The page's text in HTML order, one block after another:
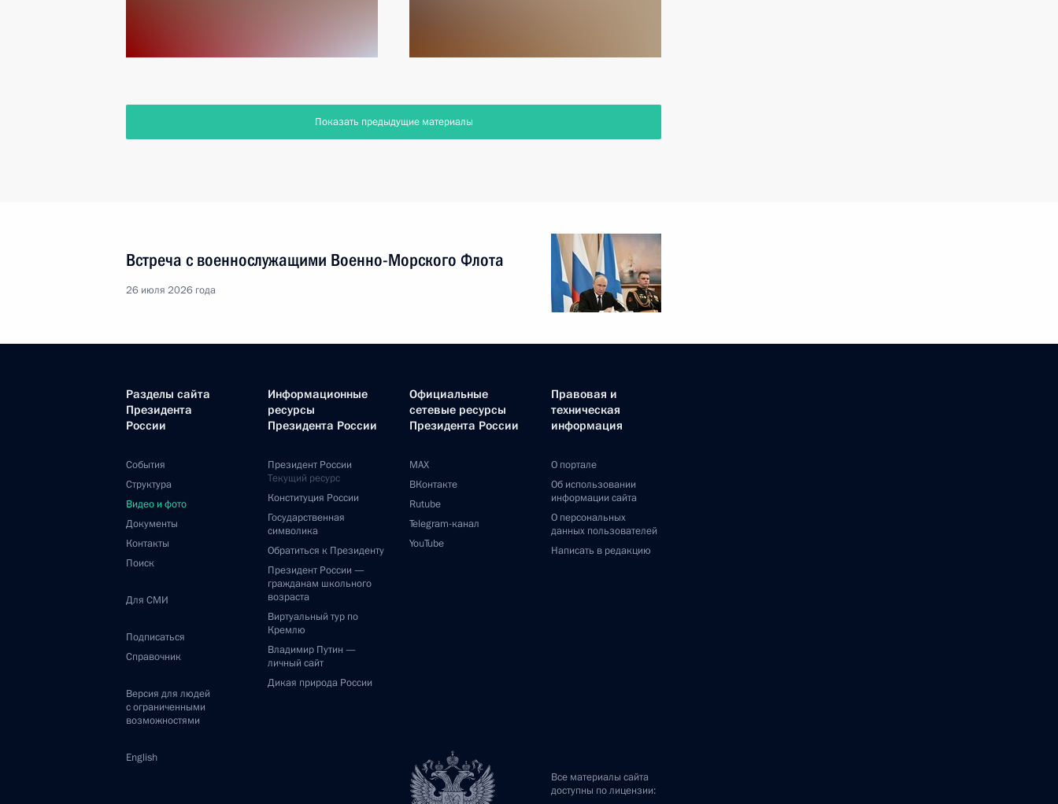
Показать предыдущие материалы
Встреча с военнослужащими Военно-Морского Флота
26 июля 2026 года
Разделы сайта
Президента
России
События
Структура
Видео и фото
Документы
Контакты
Поиск
Для СМИ
Подписаться
Справочник
Версия для людей
с ограниченными
возможностями
English
Информационные
ресурсы
Президента России
Президент России
Текущий ресурс
Конституция России
Государственная
символика
Обратиться к Президенту
Президент России —
гражданам школьного
возраста
Виртуальный тур по
Кремлю
Владимир Путин —
личный сайт
Дикая природа России
Официальные
сетевые ресурсы
Президента России
MAX
ВКонтакте
Rutube
Telegram-канал
YouTube
Правовая и
техническая
информация
О портале
Об использовании
информации сайта
О персональных
данных пользователей
Написать в редакцию
Все материалы сайта
доступны по лицензии: